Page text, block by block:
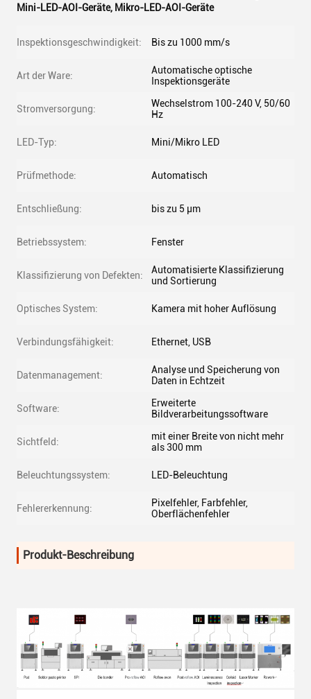
Mini-LED-AOI-Geräte, Mikro-LED-AOI-Geräte
Inspektionsgeschwindigkeit: Bis zu 1000 mm/s
Art der Ware:
Automatische optische
Inspektionsgeräte
Stromversorgung:
Wechselstrom 100-240 V, 50/60
Hz
LED-Typ: Mini/Mikro LED
Prüfmethode: Automatisch
Entschließung: bis zu 5 μm
Betriebssystem: Fenster
Klassifizierung von Defekten:
Automatisierte Klassifizierung
und Sortierung
Optisches System: Kamera mit hoher Auflösung
Verbindungsfähigkeit: Ethernet, USB
Datenmanagement:
Analyse und Speicherung von
Daten in Echtzeit
Software:
Erweiterte
Bildverarbeitungssoftware
Sichtfeld:
mit einer Breite von nicht mehr
als 300 mm
Beleuchtungssystem: LED-Beleuchtung
Fehlererkennung:
Pixelfehler, Farbfehler,
Oberflächenfehler
Produkt-Beschreibung